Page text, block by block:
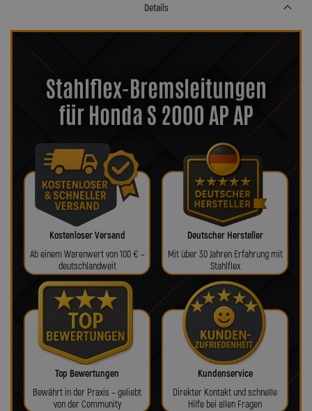
Details
Stahlflex-Bremsleitungen
für Honda S 2000 AP AP
Kostenloser Versand
Ab einem Warenwert von 100 € –
deutschlandweit
Deutscher Hersteller
Mit über 30 Jahren Erfahrung mit
Stahlflex
Top Bewertungen
Bewährt in der Praxis – geliebt
von der Community
Kundenservice
Direkter Kontakt und schnelle
Hilfe bei allen Fragen